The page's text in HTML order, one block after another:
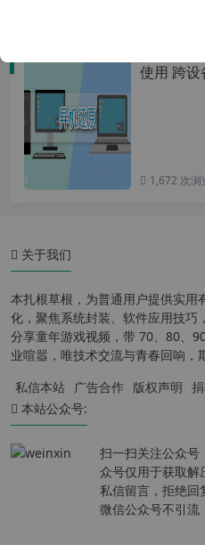
使用 跨
1,672 次浏
关于我们
本扎根草根，为普通用户提供实用
化，聚焦系统封装、软件应用技巧
分享童年游戏视频，带 70、80、
业喧嚣，唯技术交流与青春回响，
私信本站 广告合作 版权声明
本站公众号:
扫一扫关注公众号
众号仅用于获取解
私信留言，拒绝回
微信公众号不引流